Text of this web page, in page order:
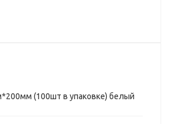
(100шт в упаковке) белый